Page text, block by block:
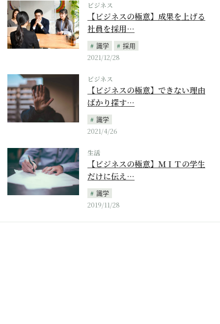
ビジネス
【ビジネスの極意】成果を上げる
社員を採用…
識学
採用
2021/12/28
ビジネス
【ビジネスの極意】できない理由
ばかり探す…
識学
2021/4/26
生活
【ビジネスの極意】ＭＩＴの学生
だけに伝え…
識学
2019/11/28